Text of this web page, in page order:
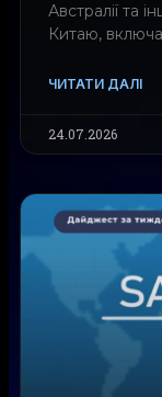
Австралії та
Китаю,
ЧИТАТИ ДАЛІ
24.07.2026